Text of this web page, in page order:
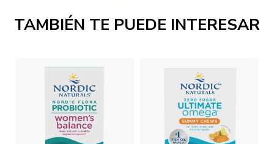
TAMBIÉN TE PUEDE INTERESAR